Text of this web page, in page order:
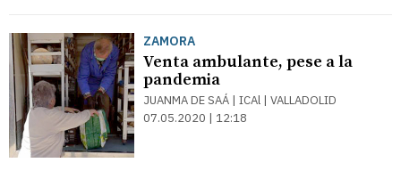
ZAMORA
Venta ambulante, pese a la
pandemia
JUANMA DE SAÁ | ICAl | VALLADOLID
07.05.2020 | 12:18